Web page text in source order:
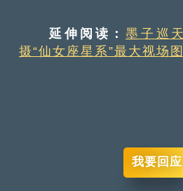
延伸阅读：墨子巡
摄“仙女座星系”最大视场
我要回应